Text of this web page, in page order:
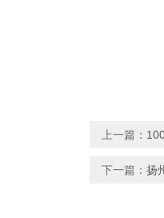
上一篇：
下一篇： 扬